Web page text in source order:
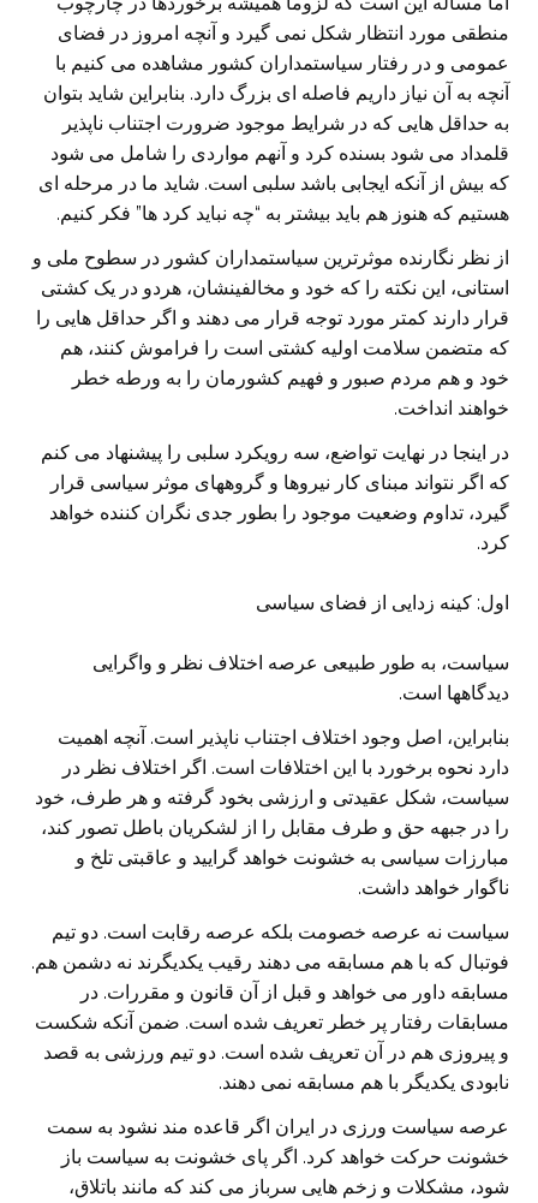
منطقی مورد انتظار شکل نمی گیرد و آنچه امروز در فضای
عمومی و در رفتار سیاستمداران کشور مشاهده می کنیم با
آنچه به آن نیاز داریم فاصله ای بزرگ دارد. بنابراین شاید بتوان
به حداقل هایی که در شرایط موجود ضرورت اجتناب ناپذیر
قلمداد می شود بسنده کرد و آنهم مواردی را شامل می شود
که بیش از آنکه ایجابی باشد سلبی است. شاید ما در مرحله ای
هستیم که هنوز هم باید بیشتر به “چه نباید کرد ها” فکر کنیم.
از نظر نگارنده موثرترین سیاستمداران کشور در سطوح ملی و
استانی، این نکته را که خود و مخالفینشان، هردو در یک کشتی
قرار دارند کمتر مورد توجه قرار می دهند و اگر حداقل هایی را
که متضمن سلامت اولیه کشتی است را فراموش کنند، هم
خود و هم مردم صبور و فهیم کشورمان را به ورطه خطر
خواهند انداخت.
در اینجا در نهایت تواضع، سه رویکرد سلبی را پیشنهاد می کنم
که اگر نتواند مبنای کار نیروها و گروههای موثر سیاسی قرار
گیرد، تداوم وضعیت موجود را بطور جدی نگران کننده خواهد
کرد.
اول: کینه زدایی از فضای سیاسی
سیاست، به طور طبیعی عرصه اختلاف نظر و واگرایی
دیدگاهها است.
بنابراین، اصل وجود اختلاف اجتناب ناپذیر است. آنچه اهمیت
دارد نحوه برخورد با این اختلافات است. اگر اختلاف نظر در
سیاست، شکل عقیدتی و ارزشی بخود گرفته و هر طرف، خود
را در جبهه حق و طرف مقابل را از لشکریان باطل تصور کند،
مبارزات سیاسی به خشونت خواهد گرایید و عاقبتی تلخ و
ناگوار خواهد داشت.
سیاست نه عرصه خصومت بلکه عرصه رقابت است. دو تیم
فوتبال که با هم مسابقه می دهند رقیب یکدیگرند نه دشمن هم.
مسابقه داور می خواهد و قبل از آن قانون و مقررات. در
مسابقات رفتار پر خطر تعریف شده است. ضمن آنکه شکست
و پیروزی هم در آن تعریف شده است. دو تیم ورزشی به قصد
نابودی یکدیگر با هم مسابقه نمی دهند.
عرصه سیاست ورزی در ایران اگر قاعده مند نشود به سمت
خشونت حرکت خواهد کرد. اگر پای خشونت به سیاست باز
شود، مشکلات و زخم هایی سرباز می کند که مانند باتلاق،